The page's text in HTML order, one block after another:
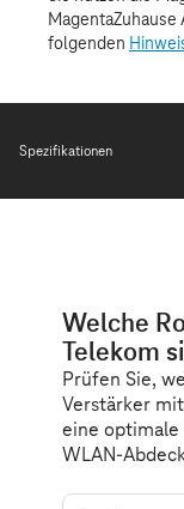
Spezifikationen